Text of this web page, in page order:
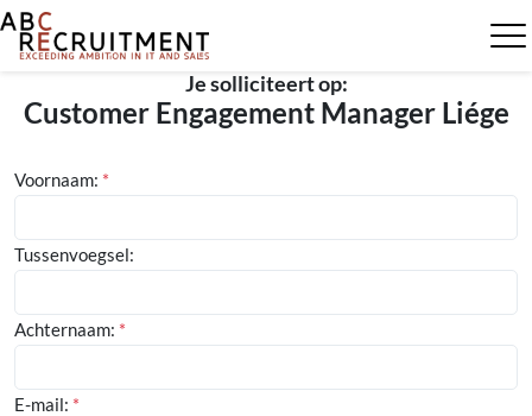
Je solliciteert op:
Customer Engagement Manager Liége
Voornaam: *
Tussenvoegsel:
Achternaam: *
E-mail: *